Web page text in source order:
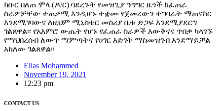
ክቡር በለጠ ሞላ (ዶ/ር) ባደረጉት የመዝጊያ ንግግር ዜጎች ከፈጠራ
ስራዎቻቸው ተጠቃሚ እንዲሆኑ ተቋሙ የጀመረውን ተግባራት ማጠናከር
እንደሚገባውና ለዚህም ሚኒስቴር መስሪያ ቤቱ ድጋፍ እንደሚያደርግ
ገልጸዋል፡፡ የአእምሮ ውጤት የሆኑ የፈጠራ ስራዎች እውቅናና ጥበቃ ካላገኙ
የማህበረሰብ ለውጥ ማምጣትና የሀገር እድገት ማስመዝገብ እንደማይቻል
አክለው ገልጸዋል፡፡
Elias Mohammed
November 19, 2021
12:23 pm
CONTACT US